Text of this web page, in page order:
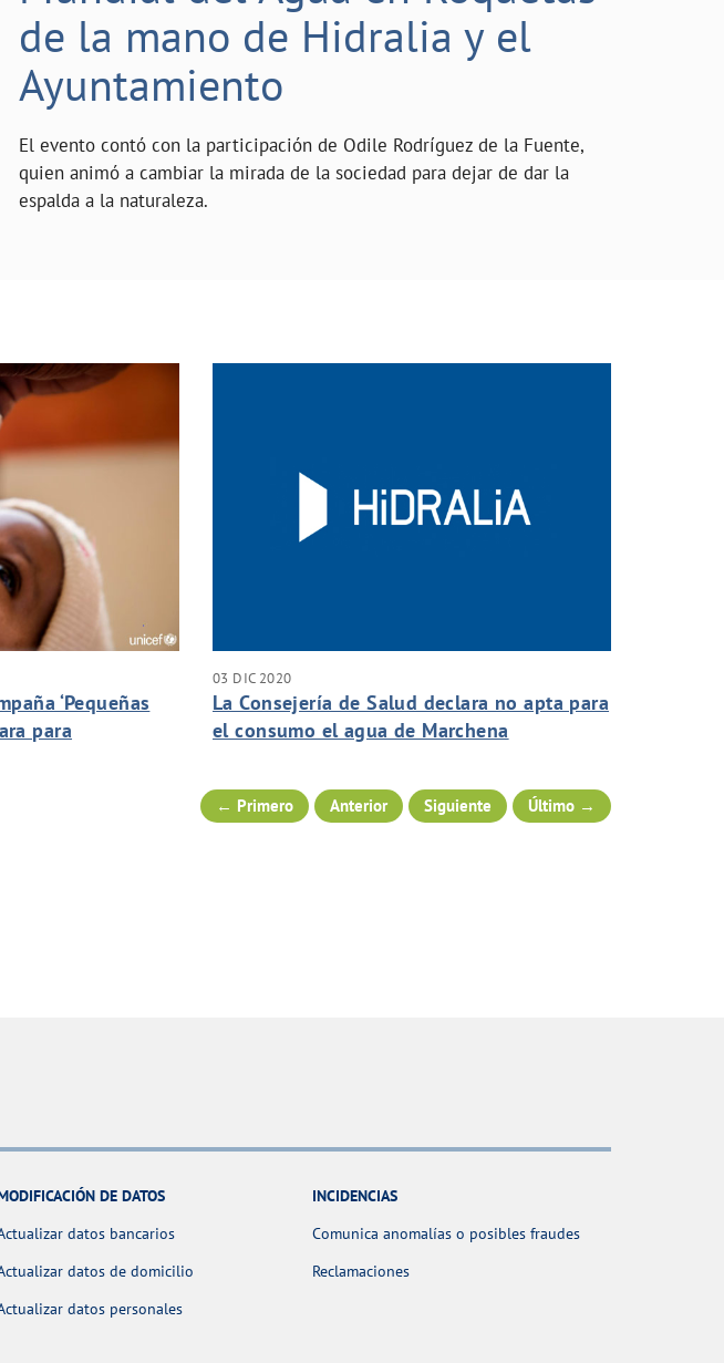
de la mano de Hidralia y el
Ayuntamiento
El evento contó con la participación de Odile Rodríguez de la Fuente,
quien animó a cambiar la mirada de la sociedad para dejar de dar la
espalda a la naturaleza.
‘Pequeñas
para
03 DIC 2020
La Consejería de Salud declara no apta para
el consumo el agua de Marchena
← Primero Anterior Siguiente Último →
DE DATOS
datos bancarios
datos de domicilio
datos personales
INCIDENCIAS
Comunica anomalías o posibles fraudes
Reclamaciones